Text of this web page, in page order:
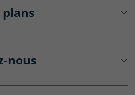
plans
nous